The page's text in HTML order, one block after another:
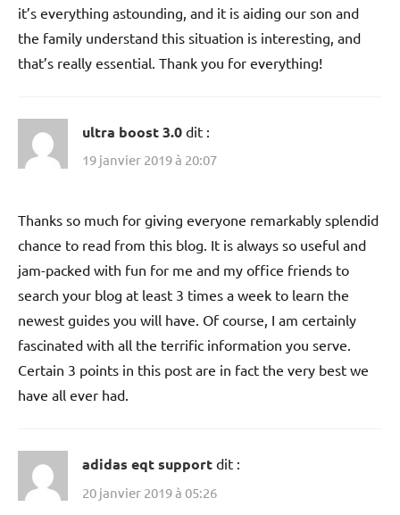
it’s everything astounding, and it is aiding our son and
the family understand this situation is interesting, and
that’s really essential. Thank you for everything!
ultra boost 3.0 dit :
19 janvier 2019 à 20:07
Thanks so much for giving everyone remarkably splendid
chance to read from this blog. It is always so useful and
jam-packed with fun for me and my office friends to
search your blog at least 3 times a week to learn the
newest guides you will have. Of course, I am certainly
fascinated with all the terrific information you serve.
Certain 3 points in this post are in fact the very best we
have all ever had.
adidas eqt support dit :
20 janvier 2019 à 05:26